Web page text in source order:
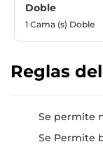
Doble
1 Cama (s) Doble
Reglas
Se permite
Se Permite